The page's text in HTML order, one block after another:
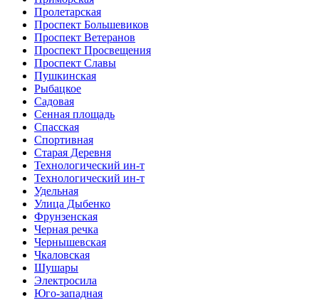
Пролетарская
Проспект Большевиков
Проспект Ветеранов
Проспект Просвещения
Проспект Славы
Пушкинская
Рыбацкое
Садовая
Сенная площадь
Спасская
Спортивная
Старая Деревня
Технологический ин-т
Технологический ин-т
Удельная
Улица Дыбенко
Фрунзенская
Черная речка
Чернышевская
Чкаловская
Шушары
Электросила
Юго-западная